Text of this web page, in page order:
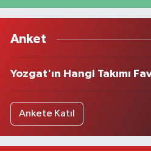
Anket
Yozgat'ın Hangi Takımı
Ankete Katıl